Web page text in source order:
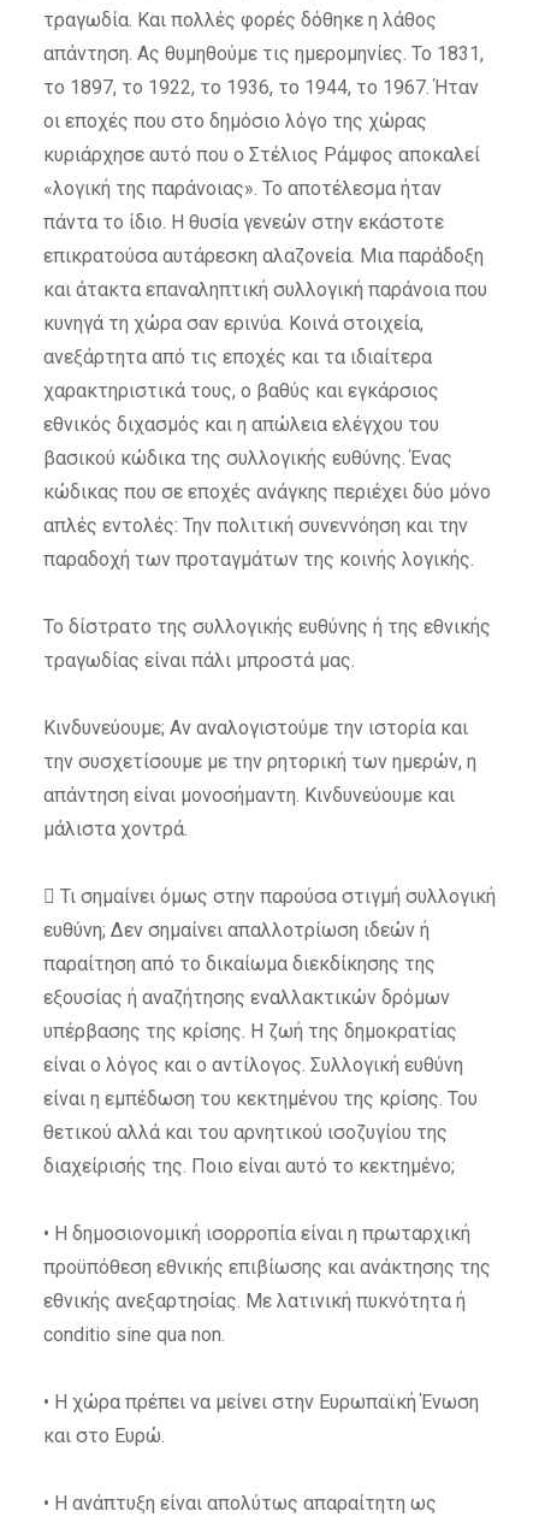
τραγωδία. Και πολλές φορές δόθηκε η λάθος
απάντηση. Ας θυμηθούμε τις ημερομηνίες. Το 1831,
το 1897, το 1922, το 1936, το 1944, το 1967. Ήταν
οι εποχές που στο δημόσιο λόγο της χώρας
κυριάρχησε αυτό που ο Στέλιος Ράμφος αποκαλεί
«λογική της παράνοιας». Το αποτέλεσμα ήταν
πάντα το ίδιο. Η θυσία γενεών στην εκάστοτε
επικρατούσα αυτάρεσκη αλαζονεία. Μια παράδοξη
και άτακτα επαναληπτική συλλογική παράνοια που
κυνηγά τη χώρα σαν ερινύα. Κοινά στοιχεία,
ανεξάρτητα από τις εποχές και τα ιδιαίτερα
χαρακτηριστικά τους, ο βαθύς και εγκάρσιος
εθνικός διχασμός και η απώλεια ελέγχου του
βασικού κώδικα της συλλογικής ευθύνης. Ένας
κώδικας που σε εποχές ανάγκης περιέχει δύο μόνο
απλές εντολές: Την πολιτική συνεννόηση και την
παραδοχή των προταγμάτων της κοινής λογικής.
Το δίστρατο της συλλογικής ευθύνης ή της εθνικής
τραγωδίας είναι πάλι μπροστά μας.
Κινδυνεύουμε; Αν αναλογιστούμε την ιστορία και
την συσχετίσουμε με την ρητορική των ημερών, η
απάντηση είναι μονοσήμαντη. Κινδυνεύουμε και
μάλιστα χοντρά.
 Τι σημαίνει όμως στην παρούσα στιγμή συλλογική
ευθύνη; Δεν σημαίνει απαλλοτρίωση ιδεών ή
παραίτηση από το δικαίωμα διεκδίκησης της
εξουσίας ή αναζήτησης εναλλακτικών δρόμων
υπέρβασης της κρίσης. Η ζωή της δημοκρατίας
είναι ο λόγος και ο αντίλογος. Συλλογική ευθύνη
είναι η εμπέδωση του κεκτημένου της κρίσης. Του
θετικού αλλά και του αρνητικού ισοζυγίου της
διαχείρισής της. Ποιο είναι αυτό το κεκτημένο;
• Η δημοσιονομική ισορροπία είναι η πρωταρχική
προϋπόθεση εθνικής επιβίωσης και ανάκτησης της
εθνικής ανεξαρτησίας. Με λατινική πυκνότητα ή
conditio sine qua non.
• Η χώρα πρέπει να μείνει στην Ευρωπαϊκή Ένωση
και στο Ευρώ.
• Η ανάπτυξη είναι απολύτως απαραίτητη ως